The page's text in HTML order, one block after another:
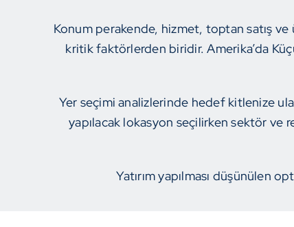
Konum perakende, hizmet, toptan satış
kritik faktörlerden biridir. Amerika’da
Yer seçimi analizlerinde hedef kitlenize
yapılacak lokasyon seçilirken sektör ve
Yatırım yapılması düşünülen